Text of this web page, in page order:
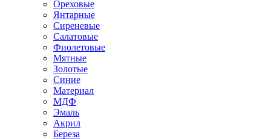
Ореховые
Янтарные
Сиреневые
Салатовые
Фиолетовые
Мятные
Золотые
Синие
Материал
МДФ
Эмаль
Акрил
Береза